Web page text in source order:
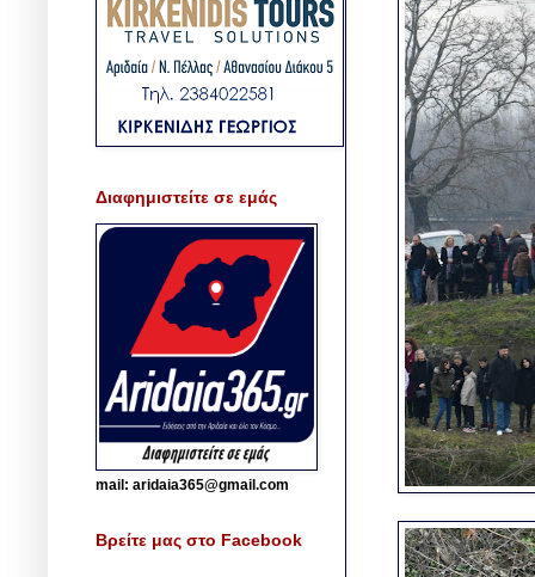
Διαφημιστείτε σε εμάς
mail: aridaia365@gmail.com
Βρείτε μας στο Facebook